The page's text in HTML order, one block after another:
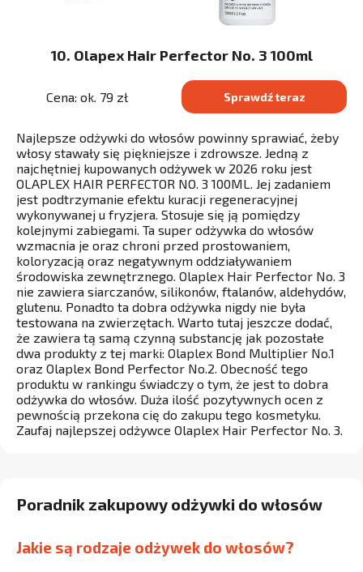
10. Olapex Hair Perfector No. 3 100ml
Cena: ok. 79 zł Sprawdź teraz
Najlepsze odżywki do włosów powinny sprawiać, żeby
włosy stawały się piękniejsze i zdrowsze. Jedną z
najchętniej kupowanych odżywek w 2026 roku jest
OLAPLEX HAIR PERFECTOR NO. 3 100ML. Jej zadaniem
jest podtrzymanie efektu kuracji regeneracyjnej
wykonywanej u fryzjera. Stosuje się ją pomiędzy
kolejnymi zabiegami. Ta super odżywka do włosów
wzmacnia je oraz chroni przed prostowaniem,
koloryzacją oraz negatywnym oddziaływaniem
środowiska zewnętrznego. Olaplex Hair Perfector No. 3
nie zawiera siarczanów, silikonów, ftalanów, aldehydów,
glutenu. Ponadto ta dobra odżywka nigdy nie była
testowana na zwierzętach. Warto tutaj jeszcze dodać,
że zawiera tą samą czynną substancję jak pozostałe
dwa produkty z tej marki: Olaplex Bond Multiplier No.1
oraz Olaplex Bond Perfector No.2. Obecność tego
produktu w rankingu świadczy o tym, że jest to dobra
odżywka do włosów. Duża ilość pozytywnych ocen z
pewnością przekona cię do zakupu tego kosmetyku.
Zaufaj najlepszej odżywce Olaplex Hair Perfector No. 3.
Poradnik zakupowy odżywki do włosów
Jakie są rodzaje odżywek do włosów?